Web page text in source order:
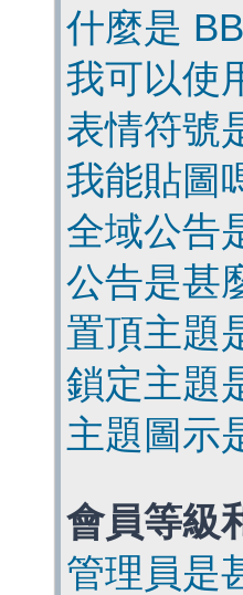
什麼是
我可以使
表情符號
我能貼圖
全域公告
公告是甚
置頂主題
鎖定主題
主題圖示
會員等級
管理員是